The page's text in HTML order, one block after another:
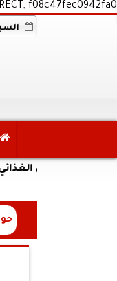
f08c47fec0942fa0
الغذائي خلال